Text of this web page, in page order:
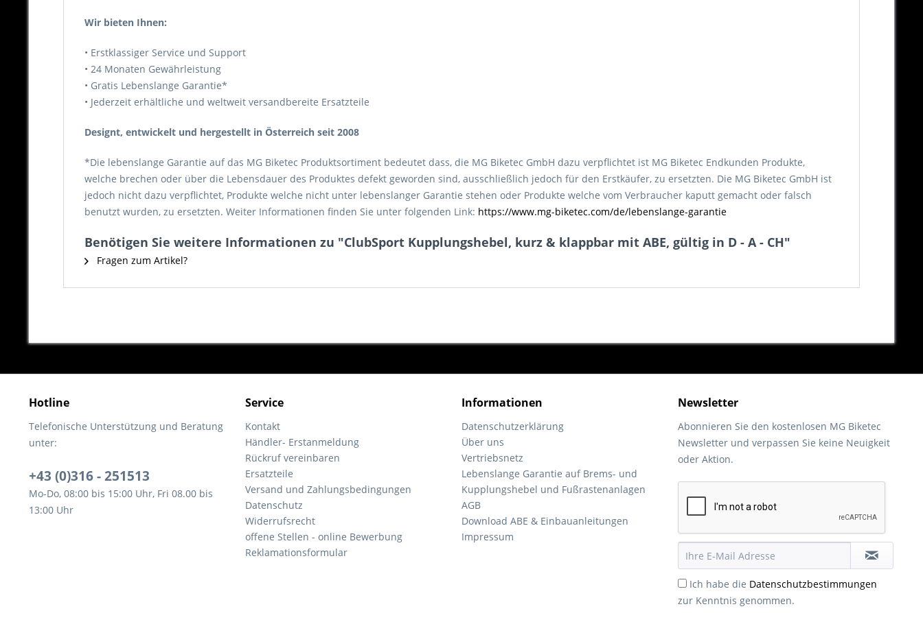
Wir bieten Ihnen:
• Erstklassiger Service und Support
• 24 Monaten Gewährleistung
• Gratis Lebenslange Garantie*
• Jederzeit erhältliche und weltweit versandbereite Ersatzteile
Designt, entwickelt und hergestellt in Österreich seit 2008
*Die lebenslange Garantie auf das MG Biketec Produktsortiment bedeutet dass, die MG Biketec GmbH dazu verpflichtet ist MG Biketec Endkunden Produkte,
welche brechen oder über die Lebensdauer des Produktes defekt geworden sind, ausschließlich jedoch für den Erstkäufer, zu ersetzten. Die MG Biketec GmbH ist
jedoch nicht dazu verpflichtet, Produkte welche nicht unter lebenslanger Garantie stehen oder Produkte welche vom Verbraucher kaputt gemacht oder falsch
benutzt wurden, zu ersetzten. Weiter Informationen finden Sie unter folgenden Link: https://www.mg-biketec.com/de/lebenslange-garantie
Benötigen Sie weitere Informationen zu "ClubSport Kupplungshebel, kurz & klappbar mit ABE, gültig in D - A - CH"
Fragen zum Artikel?
Hotline
Telefonische Unterstützung und Beratung
unter:
+43 (0)316 - 251513
Mo-Do, 08:00 bis 15:00 Uhr, Fri 08.00 bis
13:00 Uhr
Service
Kontakt
Händler- Erstanmeldung
Rückruf vereinbaren
Ersatzteile
Versand und Zahlungsbedingungen
Datenschutz
Widerrufsrecht
offene Stellen - online Bewerbung
Reklamationsformular
Informationen
Datenschutzerklärung
Über uns
Vertriebsnetz
Lebenslange Garantie auf Brems- und
Kupplungshebel und Fußrastenanlagen
AGB
Download ABE & Einbauanleitungen
Impressum
Newsletter
Abonnieren Sie den kostenlosen MG Biketec
Newsletter und verpassen Sie keine Neuigkeit
oder Aktion.
Ich habe die Datenschutzbestimmungen
zur Kenntnis genommen.